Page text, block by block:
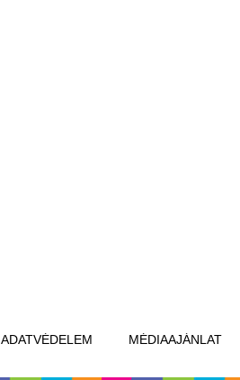
ADATVÉDELEM MÉDIAAJÁNLAT